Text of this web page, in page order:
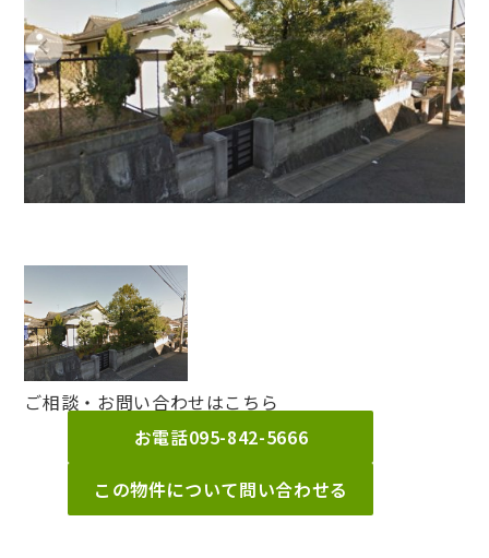
ご相談・お問い合わせはこちら
お電話095-842-5666
この物件について問い合わせる